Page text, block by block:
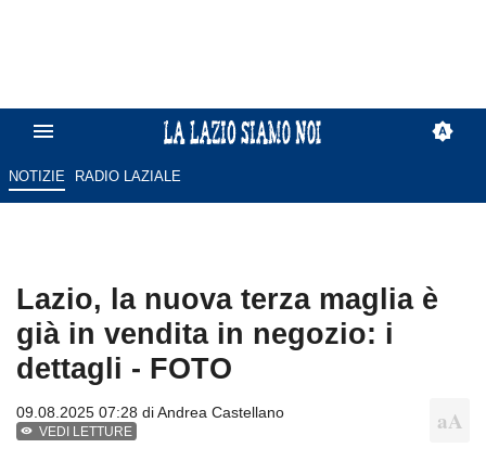
NOTIZIE RADIO LAZIALE
Lazio, la nuova terza maglia è
già in vendita in negozio: i
dettagli - FOTO
09.08.2025 07:28 diAndrea Castellano
VEDI LETTURE